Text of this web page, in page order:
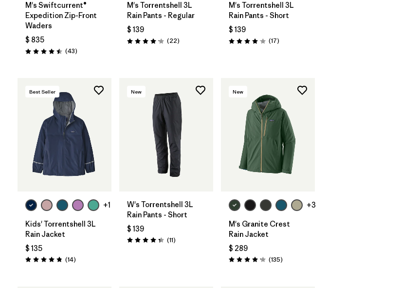
M's Swiftcurrent®
Expedition Zip-Front
Waders
$ 835
Valoración: 4.5 / 5
(43Comentarios
)
M's Torrentshell 3L
Rain Pants - Regular
$ 139
Valoración: 4.2 / 5
(22Comentarios
)
M's Torrentshell 3L
Rain Pants - Short
$ 139
Valoración: 4.1 / 5
(17Comentarios
)
Best Seller
+1
Kids' Torrentshell 3L
Rain Jacket
$ 135
Valoración: 4.9 / 5
(14Comentarios
)
New
W's Torrentshell 3L
Rain Pants - Short
$ 139
Valoración: 4.4 / 5
(11Comentarios
)
New
+3
M's Granite Crest
Rain Jacket
$ 289
Valoración: 4.2 / 5
(135Comentarios
)